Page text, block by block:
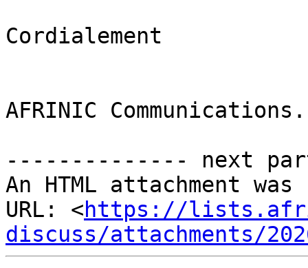
Cordialement
AFRINIC Communications.
-------------- next
An HTML attachment
URL: <https://
discuss/attachments/